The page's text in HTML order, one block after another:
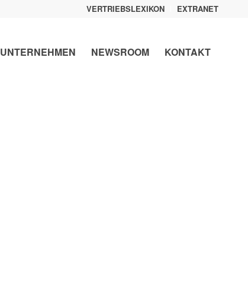
VERTRIEBSLEXIKON EXTRANET
UNTERNEHMEN NEWSROOM KONTAKT